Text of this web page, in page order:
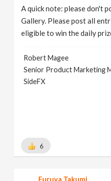
A quick note: please don't
Gallery. Please post all
eligible to win the daily
Robert Magee
Senior Product Marketing
SideFX
6
Furuya Takumi